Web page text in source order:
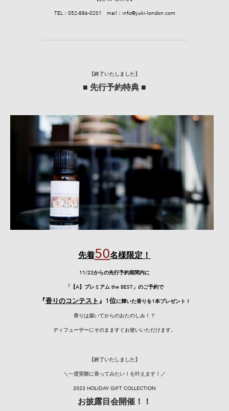
TEL：052-886-0201 mail： info@yuki-london.com
【終了いたしました】
■ 先行予約特典 ■
先着50名様限定！
11/22からの先行予約期間内に
「【A】プレミアム the BEST」のご予約で
『香りのコンテスト 』1位に輝いた香りを1本プレゼント！
香りは届いてからのおたのしみ！？
ディフューザーにそのまますぐお使いいただけます。
【終了いたしました】
＼一度実際に香ってみたい！を叶えます！／
2023 HOLIDAY GIFT COLLECTION
​お披露目会開催！！